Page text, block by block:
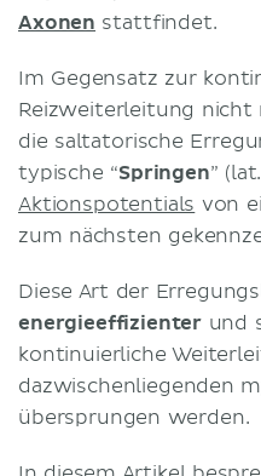
Axonen stattfindet.
Im Gegensatz zur
Reizweiterleitung nicht
die saltatorische
typische “Springen” (lat.
Aktionspotentials von
zum nächsten
Diese Art der
energieeffizienter und
kontinuierliche
dazwischenliegenden
übersprungen werden.